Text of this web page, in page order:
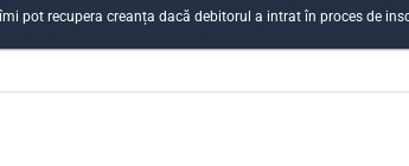
pot recupera creanța dacă debitorul a intrat în proces de